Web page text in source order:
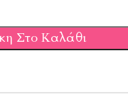
Στο Καλάθι